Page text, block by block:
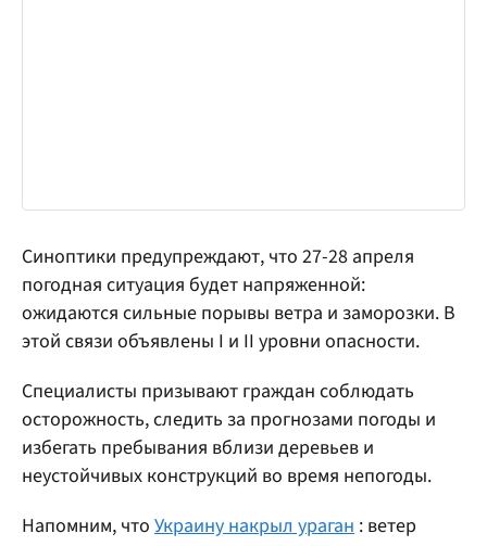
Синоптики предупреждают, что 27-28 апреля
погодная ситуация будет напряженной:
ожидаются сильные порывы ветра и заморозки. В
этой связи объявлены I и II уровни опасности.
Специалисты призывают граждан соблюдать
осторожность, следить за прогнозами погоды и
избегать пребывания вблизи деревьев и
неустойчивых конструкций во время непогоды.
Напомним, что Украину накрыл ураган : ветер